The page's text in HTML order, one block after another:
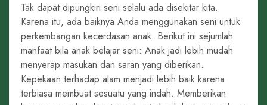
Tak dapat dipungkiri seni selalu ada disekitar kita.
Karena itu, ada baiknya Anda menggunakan seni untuk
perkembangan kecerdasan anak. Berikut ini sejumlah
manfaat bila anak belajar seni: Anak jadi lebih mudah
menyerap masukan dan saran yang diberikan.
Kepekaan terhadap alam menjadi lebih baik karena
terbiasa membuat sesuatu yang indah. Memberikan